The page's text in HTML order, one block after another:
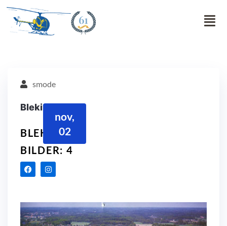
61
nov,
02
smode
Blekinge
BLEKINGE
BILDER: 4